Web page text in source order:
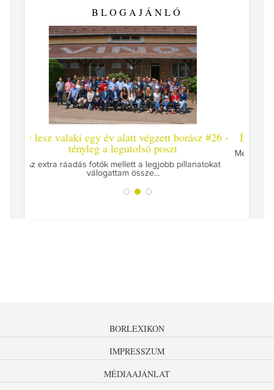
BLOGAJÁNLÓ
borász #26 -
legjobb pillanatokat
Így lesz valaki egy év alatt végzett
Megírtuk a modulzáró vizsgákat, már lázasan
az utolsó...
BORLEXIKON
IMPRESSZUM
MÉDIAAJÁNLAT